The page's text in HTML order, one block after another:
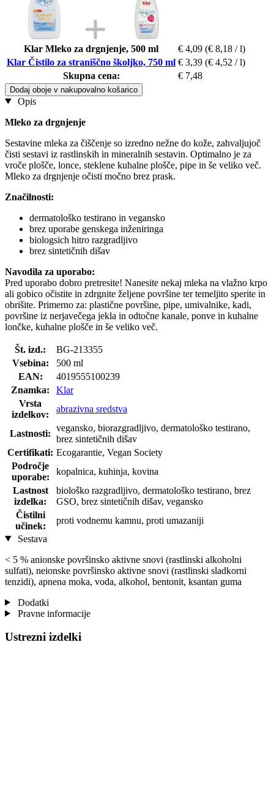
Klar Mleko za drgnjenje, 500 ml € 4,09 (€ 8,18 / l)
Klar Čistilo za straniščno školjko, 750 ml € 3,39 (€ 4,52 / l)
Skupna cena:
€ 7,48
Dodaj oboje v nakupovalno košarico
Opis
Mleko za drgnjenje
Sestavine mleka za čiščenje so izredno nežne do kože, zahvaljujoč
čisti sestavi iz rastlinskih in mineralnih sestavin. Optimalno je za
vroče plošče, lonce, steklene kuhalne plošče, pipe in še veliko več.
Mleko za drgnjenje očisti močno brez prask.
Značilnosti:
dermatološko testirano in vegansko
brez uporabe genskega inženiringa
biologsich hitro razgradljivo
brez sintetičnih dišav
Navodila za uporabo:
Pred uporabo dobro pretresite! Nanesite nekaj mleka na vlažno krpo
ali gobico očistite in zdrgnite željene površine ter temeljito sperite in
obrišite. Primerno za: plastične površine, pipe, umivalnike, kadi,
površine iz nerjavečega jekla in odtočne kanale, ponve in kuhalne
lončke, kuhalne plošče in še veliko več.
Št. izd.:
BG-213355
Vsebina:
500 ml
EAN:
4019555100239
Znamka:
Klar
Vrsta
izdelkov:
abrazivna sredstva
Lastnosti:
vegansko, biorazgradljivo, dermatološko testirano,
brez sintetičnih dišav
Certifikati: Ecogarantie, Vegan Society
Področje
uporabe:
kopalnica, kuhinja, kovina
Lastnost
izdelka:
biološko razgradljivo, dermatološko testirano, brez
GSO, brez sintetičnih dišav, vegansko
Čistilni
učinek:
proti vodnemu kamnu, proti umazaniji
Sestava
< 5 % anionske površinsko aktivne snovi (rastlinski alkoholni
sulfati), neionske površinsko aktivne snovi (rastlinski sladkorni
tenzidi), apnena moka, voda, alkohol, bentonit, ksantan guma
Dodatki
Pravne informacije
Ustrezni izdelki